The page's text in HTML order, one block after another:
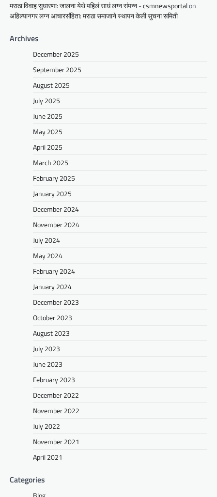
मराठा विवाह सुधारणा: जालना येथे पहिलं साधं लग्न संपन्न - csmnewsportalon
अहिल्यानगर लग्न आचारसंहिता: मराठा समाजाने स्थापन केली सुचना समिती
Archives
December 2025
September 2025
August 2025
July 2025
June 2025
May 2025
April 2025
March 2025
February 2025
January 2025
December 2024
November 2024
July 2024
May 2024
February 2024
January 2024
December 2023
October 2023
August 2023
July 2023
June 2023
February 2023
December 2022
November 2022
July 2022
November 2021
April 2021
Categories